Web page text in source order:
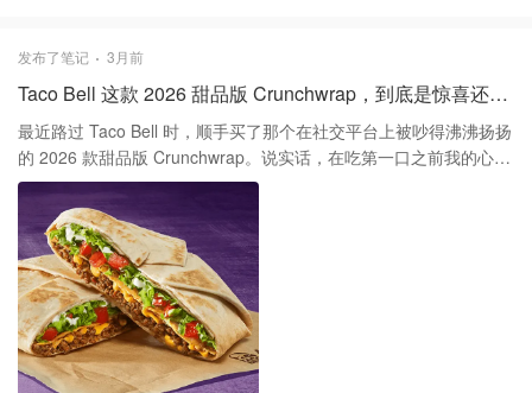
没那么臃肿。特别是那个棉锦纶混纺的 Regency 教练夹克，手感非
常扎实，防风性能在初春的早晚温差里绰绰有余。比起满大街的轻
薄羽绒服，这种带有工装质感的短款夹克，在视觉上利索不少，配
个牛仔裤就能出门。 至于鞋履这块，Glacier Trail 运动鞋在这一季
依然是主打。这款鞋在小红书上的争议其实挺大，但我实测下来的
反馈是，如果你经常要去走那些泥泞的步道（Trail），它的抓地力
和全防水性能绝对是及格的。不过有一点得提醒，这鞋自重不轻，
脚感偏硬，更像是一双“伪装成球鞋的专业登山鞋”。尺码方面，如果
是脚背高的朋友，最好去店里试一下，因为包裹感特别强，买大了
容易掉跟，买小了又会压脚面。 最后提一下那个 Kind High Pile 抓
绒系列。这一季用了很多可再生羊毛材质，特别是 Simcoe 连帽
衫，手感非常软糯。虽然它确实舒服，但如果是浅色系（比如那款
undyed 原色），其实挺不耐脏的，而且只能干洗，打理成本不低。
如果你是追求实用至上的性格，我建议还是买深色或者干脆选他们
发布了笔记 3月前
Taco Bell 这款 2026 甜品版 Crunchwrap，到底是惊喜还是惊吓？
最近路过 Taco Bell 时，顺手买了那个在社交平台上被吵得沸沸扬扬
的 2026 款甜品版 Crunchwrap。说实话，在吃第一口之前我的心情
相当复杂，毕竟网上的评价两极分化到了极点，有人说它是“神作”，
也有人直呼这是“Crime Brûlée”。作为一名在加拿大生活多年、对各
种奇葩快餐新品已经产生了一定免疫力的食客，我觉得还是得用事
实说话。 这款新品的正式名称叫 Crème Brûlée Crunchwrap
Slider，体积比普通的 Crunchwrap 要小一圈，属于那种拿在手里沉
甸甸的甜品点心。最吸睛的地方在于它顶部的那个焦糖化糖壳，咬
下去确实有那种咔嚓脆的破裂感，像极了法式布丁最精髓的那一
层。内部包裹着厚实的香草奶油填充物和肉桂糖风味的 Tostada 脆